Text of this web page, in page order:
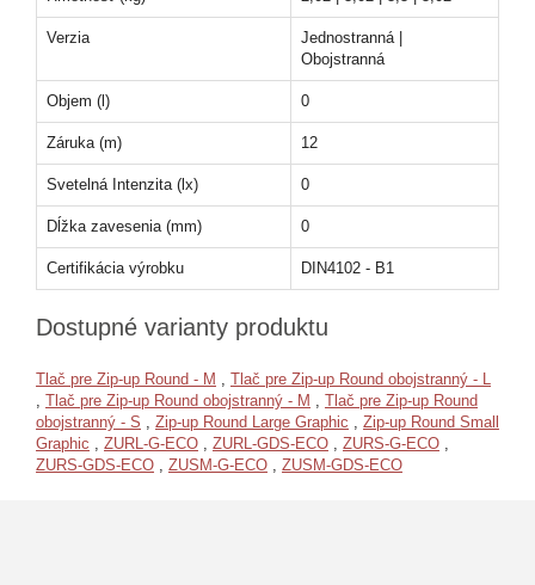
Verzia
Jednostranná |
Obojstranná
Objem (l) 0
Záruka (m) 12
Svetelná Intenzita (lx) 0
Dĺžka zavesenia (mm) 0
Certifikácia výrobku DIN4102 - B1
Dostupné varianty produktu
Tlač pre Zip-up Round - M
Tlač pre Zip-up Round obojstranný - L
Tlač pre Zip-up Round obojstranný - M
Tlač pre Zip-up Round
obojstranný - S
Zip-up Round Large Graphic
Zip-up Round Small
Graphic
ZURL-G-ECO ZURL-GDS-ECO ZURS-G-ECO
ZURS-GDS-ECO
ZUSM-G-ECO ZUSM-GDS-ECO